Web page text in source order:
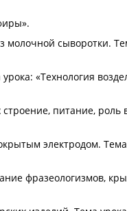
молочной сыворотки.
«Технология
питание, роль
электродом.
фразеологизмов,